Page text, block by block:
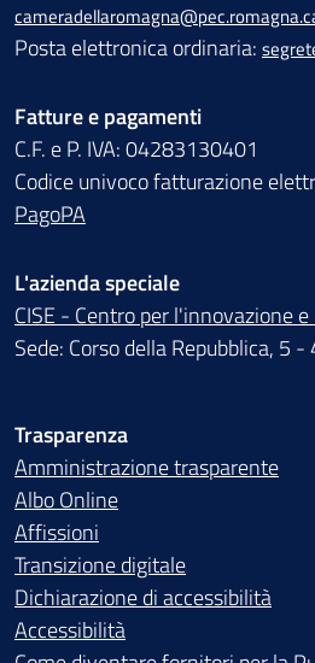
Posta elettronica ordinaria:
Fatture e pagamenti
C.F. e P. IVA: 04283130401
Codice univoco fatturazione
PagoPA
L'azienda speciale
CISE - Centro per l'innovazione
Sede: Corso della Repubblica, 5
Trasparenza
Amministrazione trasparente
Albo Online
Affissioni
Transizione digitale
Dichiarazione di accessibilità
Accessibilità